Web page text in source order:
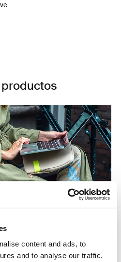
content and ads, to
and to analyse our traffic.
portátil